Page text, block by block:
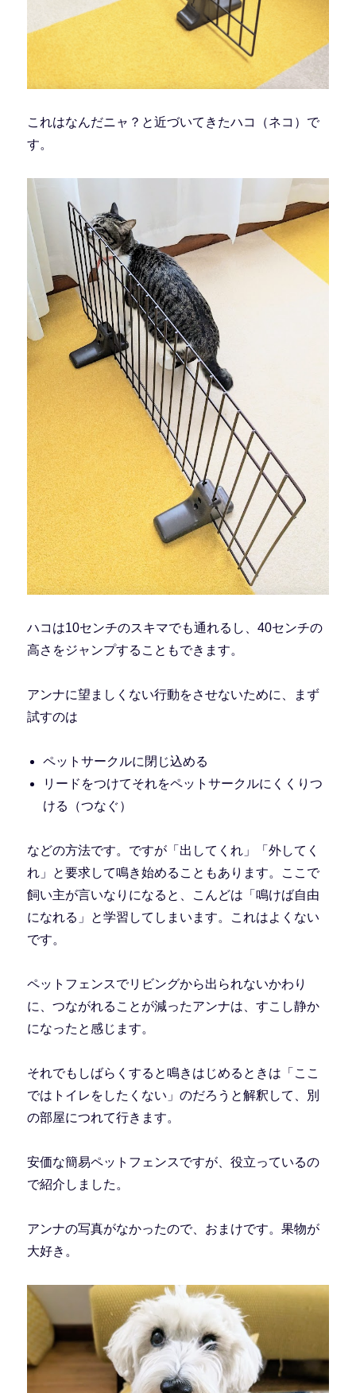
これはなんだニャ？と近づいてきたハコ（ネコ）で
す。
ハコは10センチのスキマでも通れるし、40センチの
高さをジャンプすることもできます。
アンナに望ましくない行動をさせないために、まず
試すのは
ペットサークルに閉じ込める
リードをつけてそれをペットサークルにくくりつ
ける（つなぐ）
などの方法です。ですが「出してくれ」「外してく
れ」と要求して鳴き始めることもあります。ここで
飼い主が言いなりになると、こんどは「鳴けば自由
になれる」と学習してしまいます。これはよくない
です。
ペットフェンスでリビングから出られないかわり
に、つながれることが減ったアンナは、すこし静か
になったと感じます。
それでもしばらくすると鳴きはじめるときは「ここ
ではトイレをしたくない」のだろうと解釈して、別
の部屋につれて行きます。
安価な簡易ペットフェンスですが、役立っているの
で紹介しました。
アンナの写真がなかったので、おまけです。果物が
大好き。